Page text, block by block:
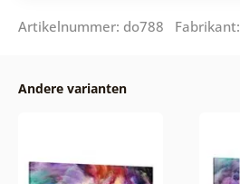
Artikelnummer: do788 Fabrikant:
Andere varianten